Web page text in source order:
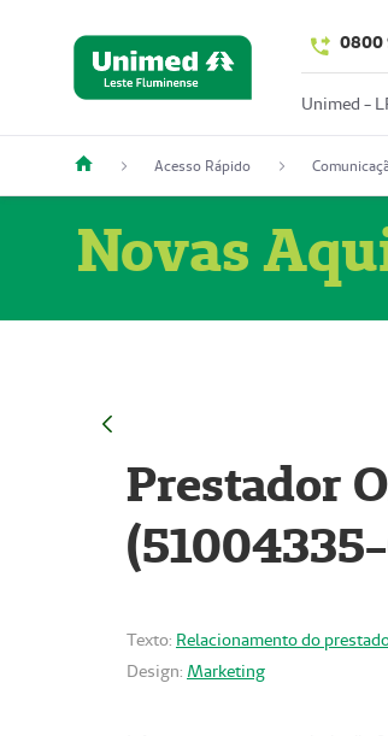
0800
Unimed -
Acesso Rápido
Novas
Prestador
Texto: Relacionamento do
Design: Marketing